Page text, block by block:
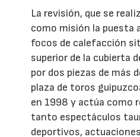
La revisión, que se
como misión la puesta
focos de calefacción
superior de la cubierta
por dos piezas de más
plaza de toros
en 1998 y actúa como
tanto espectáculos
deportivos,